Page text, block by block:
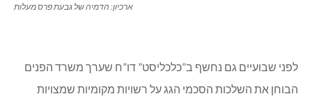
ארכיון: הדמיה של גבעת פרס מעלות
לפני שבועיים גם נחשף ב”כלכליסט” דו”ח שערך משרד הפנים
הבוחן את השלכות הסכמי הגג על רשויות מקומיות שמצויות